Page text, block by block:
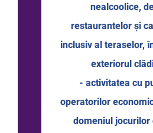
nealcoolice,
restaurantelor şi
inclusiv al teraselor,
exteriorul
- activitatea cu
operatorilor
domeniul jocurilor